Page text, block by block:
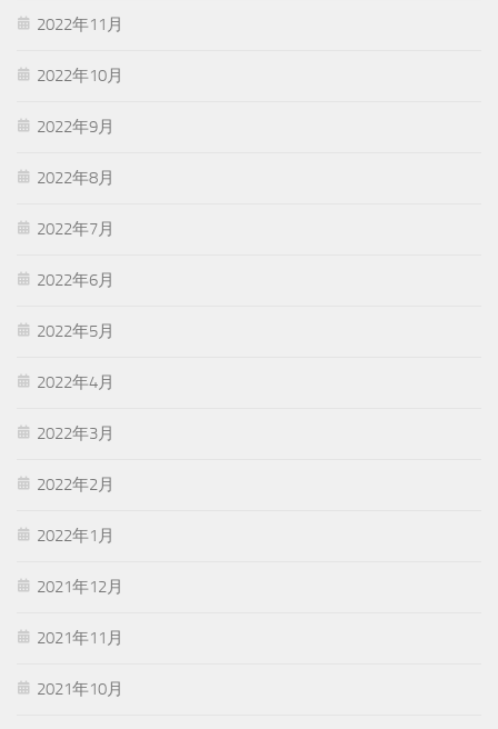
2022年11月
2022年10月
2022年9月
2022年8月
2022年7月
2022年6月
2022年5月
2022年4月
2022年3月
2022年2月
2022年1月
2021年12月
2021年11月
2021年10月